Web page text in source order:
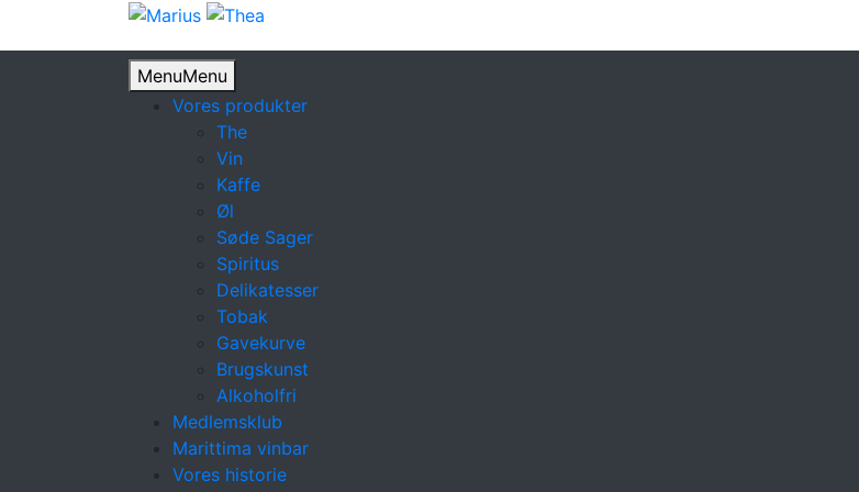
MenuMenu
Vores produkter
The
Vin
Kaffe
Øl
Søde Sager
Spiritus
Delikatesser
Tobak
Gavekurve
Brugskunst
Alkoholfri
Medlemsklub
Marittima vinbar
Vores historie